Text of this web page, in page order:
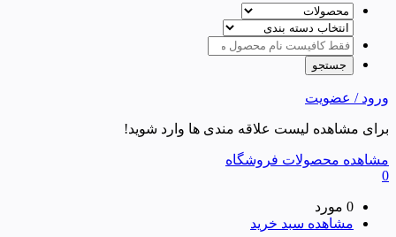
ورود / عضویت
برای مشاهده لیست علاقه مندی ها وارد شوید!
مشاهده محصولات فروشگاه
0
0 مورد
مشاهده سبد خرید